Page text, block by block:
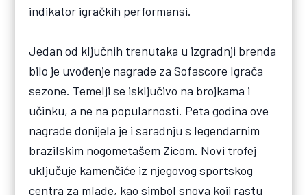
indikator igračkih performansi.
Jedan od ključnih trenutaka u izgradnji brenda
bilo je uvođenje nagrade za Sofascore Igrača
sezone. Temelji se isključivo na brojkama i
učinku, a ne na popularnosti. Peta godina ove
nagrade donijela je i saradnju s legendarnim
brazilskim nogometašem Zicom. Novi trofej
uključuje kamenčiće iz njegovog sportskog
centra za mlade, kao simbol snova koji rastu